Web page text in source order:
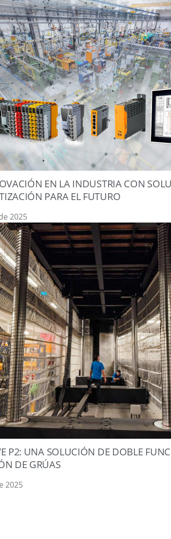
EN LA INDUSTRIA CON
PARA EL FUTURO
2025
P2: UNA SOLUCIÓN DE DOBLE
DE GRÚAS
2025